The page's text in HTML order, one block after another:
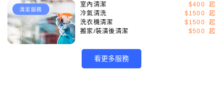
清潔服務
室內清潔
$400
冷氣清洗
$1500
洗衣機清潔
$1500
搬家/裝潢後清潔
$500
看更多服務